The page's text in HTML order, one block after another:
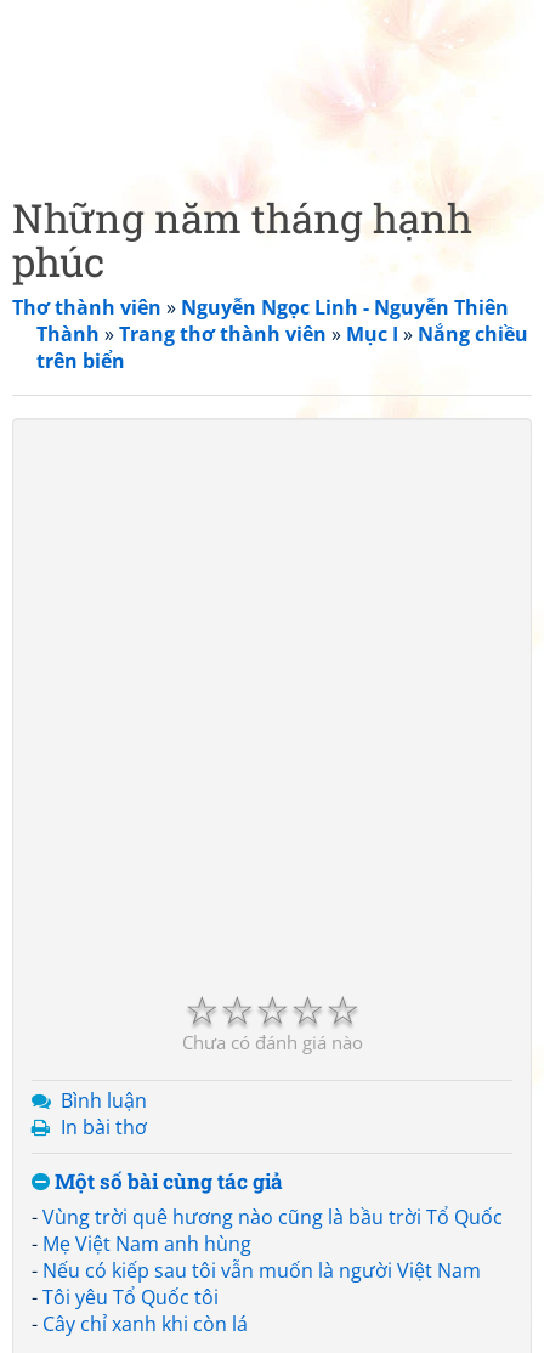
Những năm tháng hạnh
phúc
Thơ thành viên » Nguyễn Ngọc Linh - Nguyễn Thiên
Thành »Trang thơ thành viên » Mục I » Nắng chiều
trên biển
☆
☆
☆
☆
☆
Chưa có đánh giá nào
Bình luận
In bài thơ
Một số bài cùng tác giả
-Vùng trời quê hương nào cũng là bầu trời Tổ Quốc
- Mẹ Việt Nam anh hùng
- Nếu có kiếp sau tôi vẫn muốn là người Việt Nam
-Tôi yêu Tổ Quốc tôi
- Cây chỉ xanh khi còn lá